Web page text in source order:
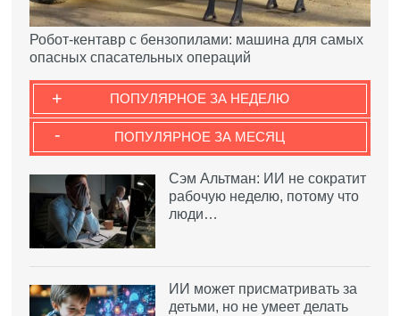
Робот-кентавр с бензопилами: машина для самых
опасных спасательных операций
ПОПУЛЯРНОЕ ЗА НЕДЕЛЮ
+
ПОПУЛЯРНОЕ ЗА МЕСЯЦ
-
Сэм Альтман: ИИ не сократит
рабочую неделю, потому что
люди…
ИИ может присматривать за
детьми, но не умеет делать